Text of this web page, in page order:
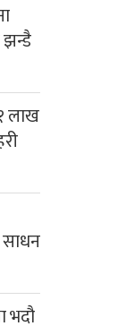
लाख
साधन
भदौ